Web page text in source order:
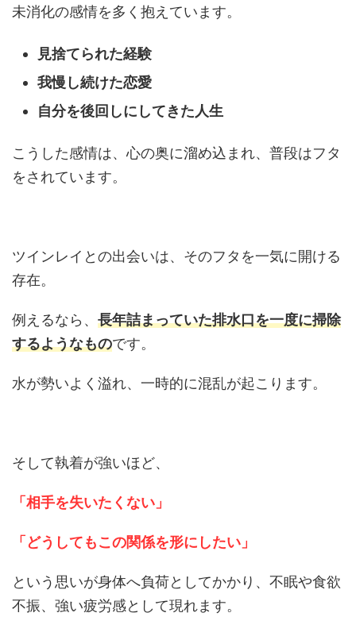
未消化の感情を多く抱えています。
見捨てられた経験
我慢し続けた恋愛
自分を後回しにしてきた人生
こうした感情は、心の奥に溜め込まれ、普段はフタ
をされています。
ツインレイとの出会いは、そのフタを一気に開ける
存在。
例えるなら、 長年詰まっていた排水口を一度に掃除
するようなものです。
水が勢いよく溢れ、一時的に混乱が起こります。
そして執着が強いほど、
「相手を失いたくない」
「どうしてもこの関係を形にしたい」
という思いが身体へ負荷としてかかり、不眠や食欲
不振、強い疲労感として現れます。